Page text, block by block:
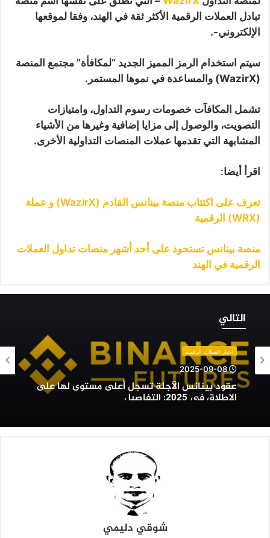
تبادل العملات الرقمية الأكثر ثقة في الهند، وفقا لموقعها
الإلكتروني-.
سيتم استخدام الرمز المميز الجديد “لمكافأة” مجتمع المنصة
(WazirX) والمساعدة في نموها المستمر.
تشمل المكافآت خصومات رسوم التداول، وامتيازات
التصويت، والوصول إلى مزايا إضافية وغيرها من الأشياء
المشابهة التي تقدمها عملات المنصات التداولية الأخرى.
اقرأ أيضا:
تعرف على اكتتاب منصة بينانس القادم (WazirX) و عملة
(WRX) الرقمية
منصة بينانس تستحوذ على أحد أشهر منصات تداول العملات
الرقمية في الهند
التالي
أعلى
مستوى
لها
2025:
التفاصيل
أخبار العملات الرقمية
2025-09-08
عقود بينانس الآجلة تسجل أعلى مستوى لها على
الإطلاق في 2025: التفاصيل
شوقي دليمي